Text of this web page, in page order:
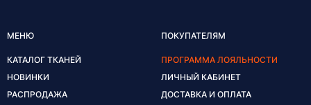
МЕНЮ
КАТАЛОГ ТКАНЕЙ
НОВИНКИ
РАСПРОДАЖА
ПОКУПАТЕЛЯМ
ПРОГРАММА ЛОЯЛЬНОСТИ
ЛИЧНЫЙ КАБИНЕТ
ДОСТАВКА И ОПЛАТА